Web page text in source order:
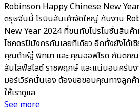
Robinson Happy Chinese New
ตรุษจีนนี้ โรบินสันเค้าจัดใหญ่ กับงาน
New Year 2024 ที่ขนทับโปรโมชั่นสินค้
โชคดรปีมังกรกันเลยทีเดียว อีกทั้งยังได้
คุณต้าห์อู๋ พิทยา และ คุณออฟโรด กันตภ
สันไลฟ์สไลต์ ราชพฤกษ์ และแน่นอนครับ
มอร์เวิร์คนั่นเอง ต้องขอขอบคุณทางลูกค้
ให้เราดูแล
See more